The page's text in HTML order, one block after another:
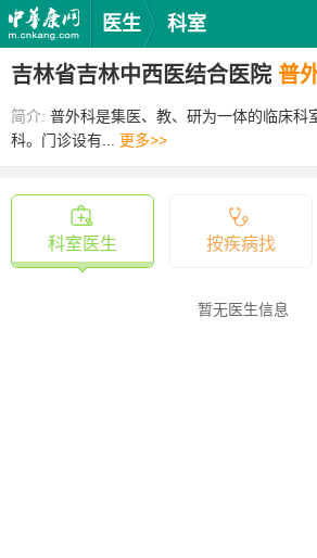
医生 科室
吉林省吉林中西医结合医院 普
简介: 普外科是集医、教、研为一体的临床科
科。门诊设有... 更多>>
科室医生 按疾病找
暂无医生信息